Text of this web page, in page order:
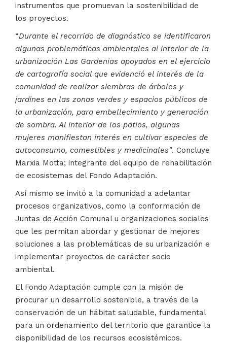
instrumentos que promuevan la sostenibilidad de
los proyectos.
“Durante el recorrido de diagnóstico se identificaron
algunas problemáticas ambientales al interior de la
urbanización Las Gardenias apoyados en el ejercicio
de cartografía social que evidenció el interés de la
comunidad de realizar siembras de árboles y
jardines en las zonas verdes y espacios públicos de
la urbanización, para embellecimiento y generación
de sombra. Al interior de los patios, algunas
mujeres manifiestan interés en cultivar especies de
autoconsumo, comestibles y medicinales". Concluye
Marxia Motta; integrante del equipo de rehabilitación
de ecosistemas del Fondo Adaptación.
Así mismo se invitó a la comunidad a adelantar
procesos organizativos, como la conformación de
Juntas de Acción Comunal u organizaciones sociales
que les permitan abordar y gestionar de mejores
soluciones a las problemáticas de su urbanización e
implementar proyectos de carácter socio
ambiental.
El Fondo Adaptación cumple con la misión de
procurar un desarrollo sostenible, a través de la
conservación de un hábitat saludable, fundamental
para un ordenamiento del territorio que garantice la
disponibilidad de los recursos ecosistémicos.